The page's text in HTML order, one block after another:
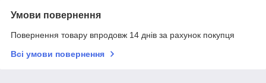
Умови повернення
Повернення товару впродовж 14 днів за рахунок покупця
Всі умови повернення